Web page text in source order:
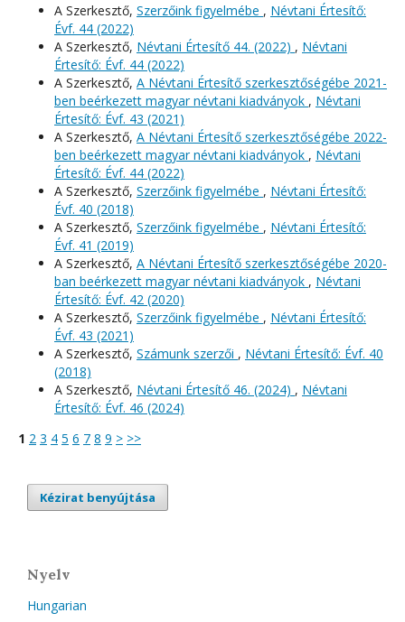
A Szerkesztő, Szerzőink figyelmébe , Névtani Értesítő:
Évf. 44 (2022)
A Szerkesztő, Névtani Értesítő 44. (2022) , Névtani
Értesítő: Évf. 44 (2022)
A Szerkesztő, A Névtani Értesítő szerkesztőségébe 2021-
ben beérkezett magyar névtani kiadványok , Névtani
Értesítő: Évf. 43 (2021)
A Szerkesztő, A Névtani Értesítő szerkesztőségébe 2022-
ben beérkezett magyar névtani kiadványok , Névtani
Értesítő: Évf. 44 (2022)
A Szerkesztő, Szerzőink figyelmébe , Névtani Értesítő:
Évf. 40 (2018)
A Szerkesztő, Szerzőink figyelmébe , Névtani Értesítő:
Évf. 41 (2019)
A Szerkesztő, A Névtani Értesítő szerkesztőségébe 2020-
ban beérkezett magyar névtani kiadványok , Névtani
Értesítő: Évf. 42 (2020)
A Szerkesztő, Szerzőink figyelmébe , Névtani Értesítő:
Évf. 43 (2021)
A Szerkesztő, Számunk szerzői , Névtani Értesítő: Évf. 40
(2018)
A Szerkesztő, Névtani Értesítő 46. (2024) , Névtani
Értesítő: Évf. 46 (2024)
1 2 3 4 5 6 7 8 9 > >>
Kézirat benyújtása
Nyelv
Hungarian